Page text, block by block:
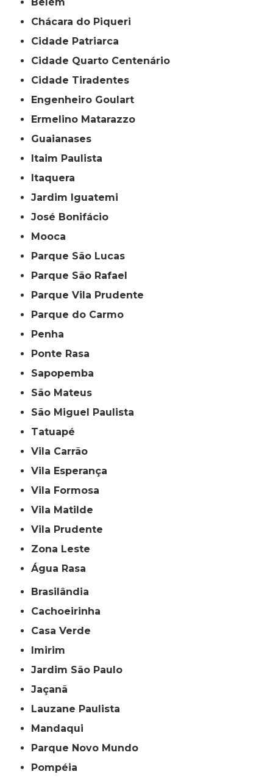
Chácara do Piqueri
Cidade Patriarca
Cidade Quarto Centenário
Cidade Tiradentes
Engenheiro Goulart
Ermelino Matarazzo
Guaianases
Itaim Paulista
Itaquera
Jardim Iguatemi
José Bonifácio
Mooca
Parque São Lucas
Parque São Rafael
Parque Vila Prudente
Parque do Carmo
Penha
Ponte Rasa
Sapopemba
São Mateus
São Miguel Paulista
Tatuapé
Vila Carrão
Vila Esperança
Vila Formosa
Vila Matilde
Vila Prudente
Zona Leste
Água Rasa
Brasilândia
Cachoeirinha
Casa Verde
Imirim
Jardim São Paulo
Jaçanã
Lauzane Paulista
Mandaqui
Parque Novo Mundo
Pompéia